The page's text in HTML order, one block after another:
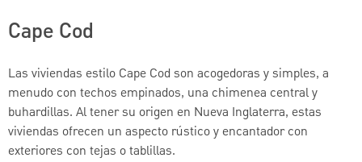
Cape Cod
Las viviendas estilo Cape Cod son acogedoras y simples, a
menudo con techos empinados, una chimenea central y
buhardillas. Al tener su origen en Nueva Inglaterra, estas
viviendas ofrecen un aspecto rústico y encantador con
exteriores con tejas o tablillas.